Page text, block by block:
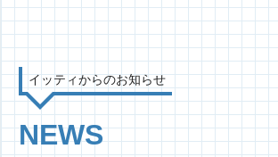
イッティからのお知らせ
NEWS